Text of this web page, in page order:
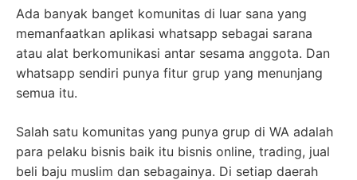
Ada banyak banget komunitas di luar sana yang
memanfaatkan aplikasi whatsapp sebagai sarana
atau alat berkomunikasi antar sesama anggota. Dan
whatsapp sendiri punya fitur grup yang menunjang
semua itu.
Salah satu komunitas yang punya grup di WA adalah
para pelaku bisnis baik itu bisnis online, trading, jual
beli baju muslim dan sebagainya. Di setiap daerah